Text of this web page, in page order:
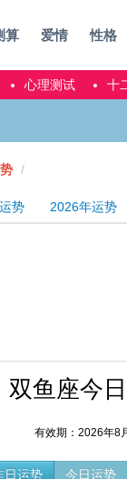
算 爱情 性格
心理测试 十
势 2026年运势
双鱼座今
有效期：2026年8
日运势 今日运势